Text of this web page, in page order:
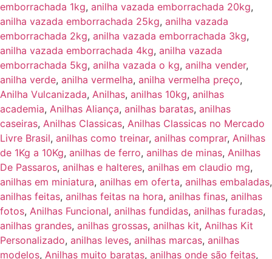
emborrachada 1kg, anilha vazada emborrachada 20kg,
anilha vazada emborrachada 25kg, anilha vazada
emborrachada 2kg, anilha vazada emborrachada 3kg,
anilha vazada emborrachada 4kg, anilha vazada
emborrachada 5kg, anilha vazada o kg, anilha vender,
anilha verde, anilha vermelha, anilha vermelha preço,
Anilha Vulcanizada, Anilhas, anilhas 10kg, anilhas
academia, Anilhas Aliança, anilhas baratas, anilhas
caseiras, Anilhas Classicas, Anilhas Classicas no Mercado
Livre Brasil, anilhas como treinar, anilhas comprar, Anilhas
de 1Kg a 10Kg, anilhas de ferro, anilhas de minas, Anilhas
De Passaros, anilhas e halteres, anilhas em claudio mg,
anilhas em miniatura, anilhas em oferta, anilhas embaladas,
anilhas feitas, anilhas feitas na hora, anilhas finas, anilhas
fotos, Anilhas Funcional, anilhas fundidas, anilhas furadas,
anilhas grandes, anilhas grossas, anilhas kit, Anilhas Kit
Personalizado, anilhas leves, anilhas marcas, anilhas
modelos, Anilhas muito baratas, anilhas onde são feitas,